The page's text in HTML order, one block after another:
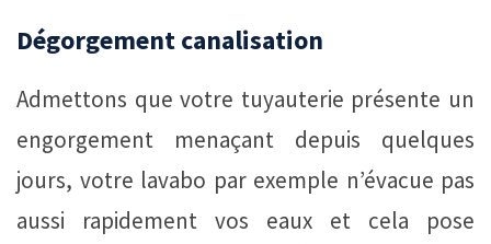
Dégorgement canalisation
Admettons que votre tuyauterie présente un
engorgement menaçant depuis quelques
jours, votre lavabo par exemple n’évacue pas
aussi rapidement vos eaux et cela pose